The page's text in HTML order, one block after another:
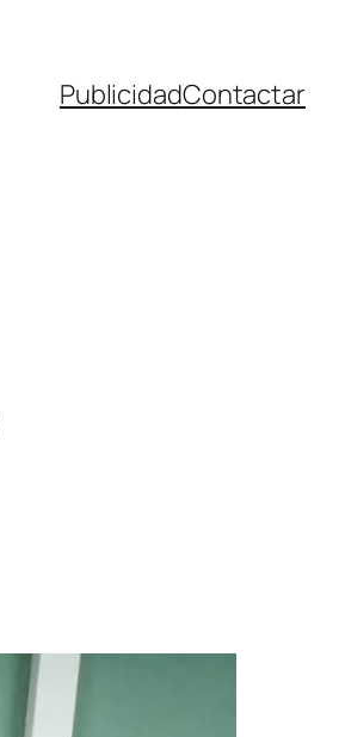
PublicidadContactar